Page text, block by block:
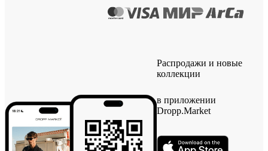
Распродажи и новые
коллекции
в приложении
Dropp.Market